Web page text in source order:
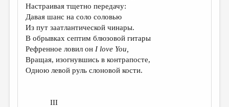
ВКОНТАКТЕ
Настраивая тщетно передачу:
Давая шанс на соло соловью
Из пут заатлантической чинары.
В обрывках септим блюзовой гитары
Рефренное ловил он I love You,
Вращая, изогнувшись в контрапосте,
Одною левой руль слоновой кости.
III